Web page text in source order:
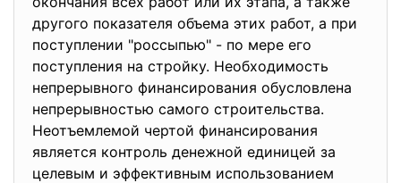
другого показателя объема этих работ, а при
поступлении "россыпью" - по мере его
поступления на стройку. Необходимость
непрерывного финансирования обусловлена
непрерывностью самого строительства.
Неотъемлемой чертой финансирования
является контроль денежной единицей за
целевым и эффективным использованием